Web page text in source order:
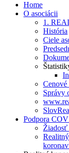
Home
O asociácii
1.
História
Ciele
Cenové
Správy
Podpora
Žiadosť